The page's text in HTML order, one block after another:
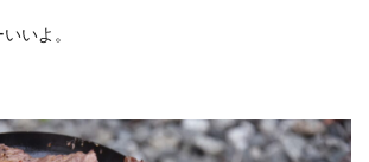
いよ。